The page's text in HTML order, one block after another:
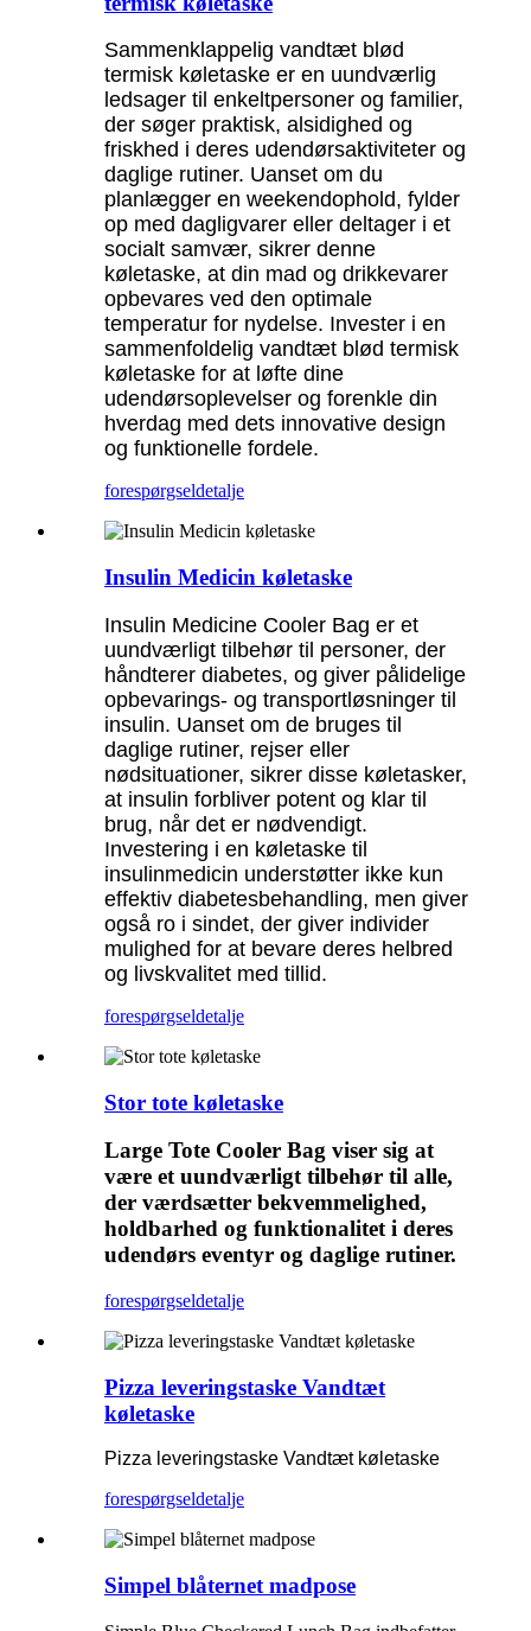
Sammenklappelig vandtæt blød
termisk køletaske er en uundværlig
ledsager til enkeltpersoner og familier,
der søger praktisk, alsidighed og
friskhed i deres udendørsaktiviteter og
daglige rutiner. Uanset om du
planlægger en weekendophold, fylder
op med dagligvarer eller deltager i et
socialt samvær, sikrer denne
køletaske, at din mad og drikkevarer
opbevares ved den optimale
temperatur for nydelse. Invester i en
sammenfoldelig vandtæt blød termisk
køletaske for at løfte dine
udendørsoplevelser og forenkle din
hverdag med dets innovative design
og funktionelle fordele.
forespørgseldetalje
Insulin Medicin køletaske
Insulin Medicine Cooler Bag er et
uundværligt tilbehør til personer, der
håndterer diabetes, og giver pålidelige
opbevarings- og transportløsninger til
insulin. Uanset om de bruges til
daglige rutiner, rejser eller
nødsituationer, sikrer disse køletasker,
at insulin forbliver potent og klar til
brug, når det er nødvendigt.
Investering i en køletaske til
insulinmedicin understøtter ikke kun
effektiv diabetesbehandling, men giver
også ro i sindet, der giver individer
mulighed for at bevare deres helbred
og livskvalitet med tillid.
forespørgseldetalje
Stor tote køletaske
Large Tote Cooler Bag viser sig at
være et uundværligt tilbehør til alle,
der værdsætter bekvemmelighed,
holdbarhed og funktionalitet i deres
udendørs eventyr og daglige rutiner.
forespørgseldetalje
Pizza leveringstaske Vandtæt
køletaske
Pizza leveringstaske Vandtæt køletaske
forespørgseldetalje
Simpel blåternet madpose